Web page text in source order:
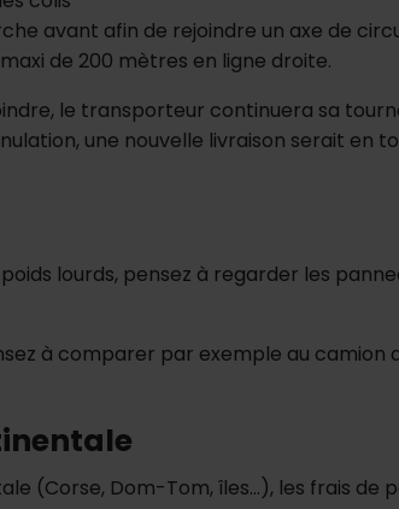
avant afin de rejoindre un axe de
de 200 mètres en ligne droite.
le transporteur continuera sa
une nouvelle livraison serait en
lourds, pensez à regarder les
à comparer par exemple au camion
(Corse, Dom-Tom, îles...), les frais de